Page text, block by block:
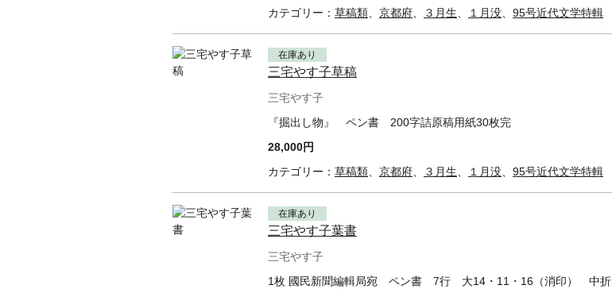
カテゴリー： 草稿類 京都府 ３月生 １月没 95号近代文学特輯
在庫あり
三宅やす子草稿
三宅やす子
『掘出し物』 ペン書 200字詰原稿用紙30枚完
28,000円
カテゴリー： 草稿類 京都府 ３月生 １月没 95号近代文学特輯
在庫あり
三宅やす子葉書
三宅やす子
1枚 國民新聞編輯局宛 ペン書 7行 大14・11・16（消印） 中折